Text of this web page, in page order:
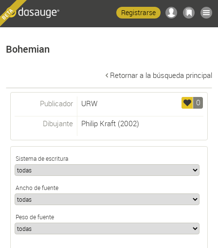
Registrarse
Bohemian
Retornar a la búsqueda principal
0
Publicador URW
Dibujante Philip Kraft(2002)
Sistema de escritura
Ancho de fuente
Peso de fuente